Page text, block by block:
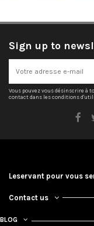
Sign up to
Vous pouvez vous désinscrire à
contact dans les conditions
Leservant pour vous
Contact us
BLOG